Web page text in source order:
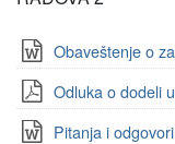
Obaveštenje o
Odluka o dodeli
Pitanja i